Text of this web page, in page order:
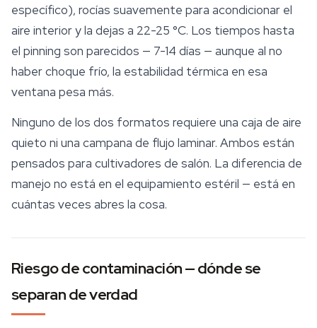
específico), rocías suavemente para acondicionar el
aire interior y la dejas a 22-25 °C. Los tiempos hasta
el pinning son parecidos — 7-14 días — aunque al no
haber choque frío, la estabilidad térmica en esa
ventana pesa más.
Ninguno de los dos formatos requiere una caja de aire
quieto ni una campana de flujo laminar. Ambos están
pensados para cultivadores de salón. La diferencia de
manejo no está en el equipamiento estéril — está en
cuántas veces abres la cosa.
Riesgo de contaminación — dónde se
separan de verdad